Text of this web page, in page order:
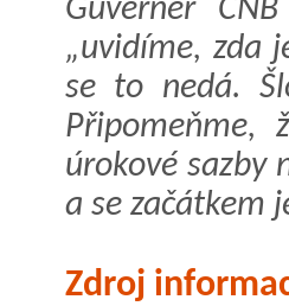
Guvernér
„uvidíme, zda
se to nedá.
Připomeňme,
úrokové sazby
a se začátkem
Zdroj